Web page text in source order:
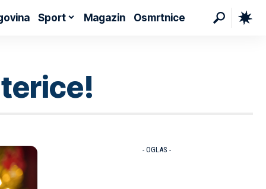
Sport Magazin Osmrtnice
- OGLAS -